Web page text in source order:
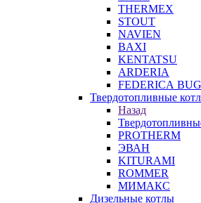
THERMEX
STOUT
NAVIEN
BAXI
KENTATSU
ARDERIA
FEDERICА
Твердотопливные
Назад
PROTHERM
ЭВАН
KITURAMI
ROMMER
МИМАКС
Дизельные котлы